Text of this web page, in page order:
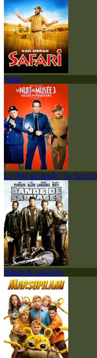
Safari
La Nuit au musée : Le Secret
Bande de sauvages